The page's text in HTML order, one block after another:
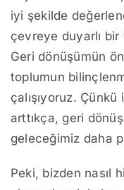
iyi şekilde
çevreye duyarlı bir
Geri dönüşümün
toplumun
çalışıyoruz.
arttıkça, geri
geleceğimiz daha
Peki, bizden nasıl